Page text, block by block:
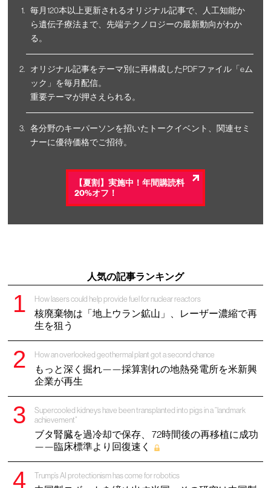
毎月120本以上更新されるオリジナル記事で、人工知能か
ら遺伝子療法まで、先端テクノロジーの最新動向がわか
る。
オリジナル記事をテーマ別に再構成したPDFファイル「eム
ック」を毎月配信。
重要テーマが押さえられる。
各分野のキーパーソンを招いたトークイベント、関連セミ
ナーに優待価格でご招待。
【夏割】実施中！年間購読料
20%オフ！
人気の記事ランキング
How lasers could help provide fuel for nuclear reactors
核廃棄物は「地上ウラン鉱山」、レーザー濃縮で再
生を狙う
How an overlooked geothermal plant got a second chance
もっと深く掘れ——採算割れの地熱発電所を米新興
企業が再生
Supercooled kidneys have been transplanted into pigs in a “landmark
achievement”
ブタ腎臓を過冷却で保存、 72時間後の再移植に成功
——臨床標準より回復速く
Trump’s AI protectionism has come for robotics